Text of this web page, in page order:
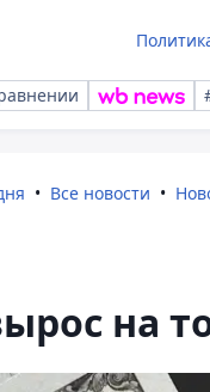
Все новости
на